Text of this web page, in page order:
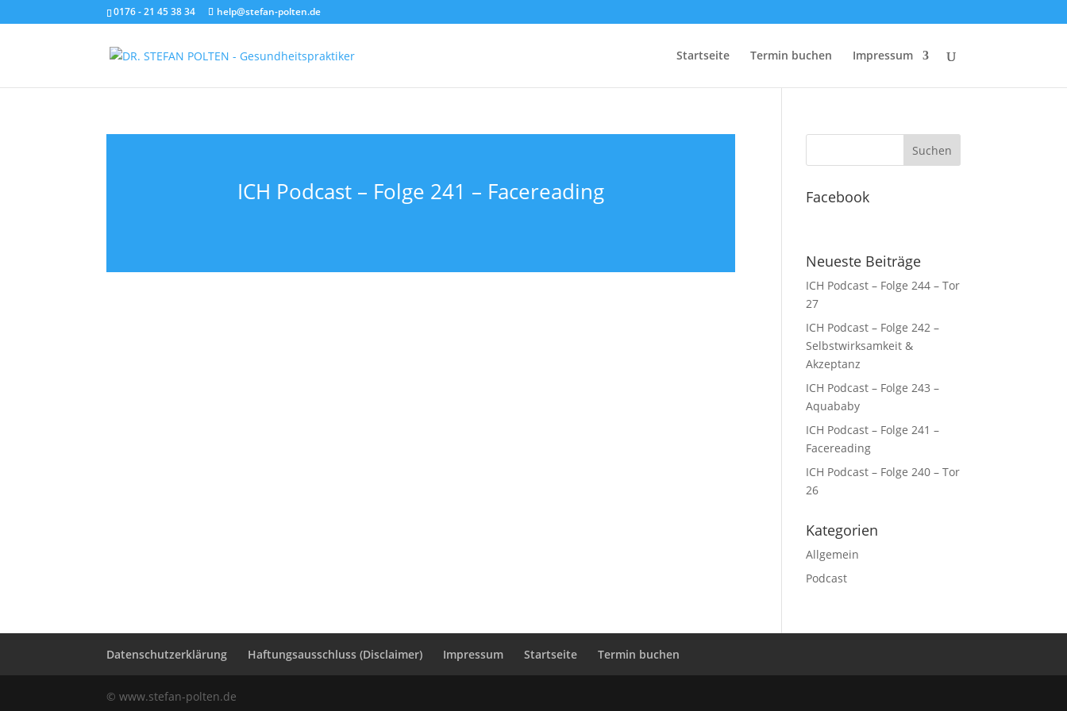
0176 - 21 45 38 34 help@stefan-polten.de
Startseite Termin buchen Impressum
ICH Podcast – Folge 241 – Facereading Facebook
Neueste Beiträge
ICH Podcast – Folge 244 – Tor
27
ICH Podcast – Folge 242 –
Selbstwirksamkeit &
Akzeptanz
ICH Podcast – Folge 243 –
Aquababy
ICH Podcast – Folge 241 –
Facereading
ICH Podcast – Folge 240 – Tor
26
Kategorien
Allgemein
Podcast
Datenschutzerklärung Haftungsausschluss (Disclaimer) Impressum Startseite Termin buchen
© www.stefan-polten.de